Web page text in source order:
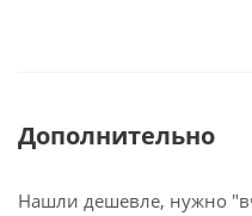
Дополнительно
Нашли дешевле, нужно